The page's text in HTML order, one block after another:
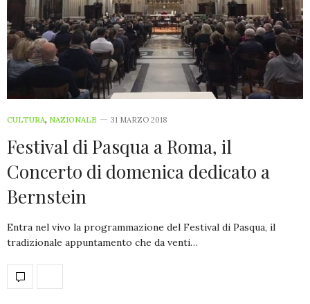
CULTURA, NAZIONALE 31 MARZO 2018
Festival di Pasqua a Roma, il
Concerto di domenica dedicato a
Bernstein
Entra nel vivo la programmazione del Festival di Pasqua, il
tradizionale appuntamento che da venti…